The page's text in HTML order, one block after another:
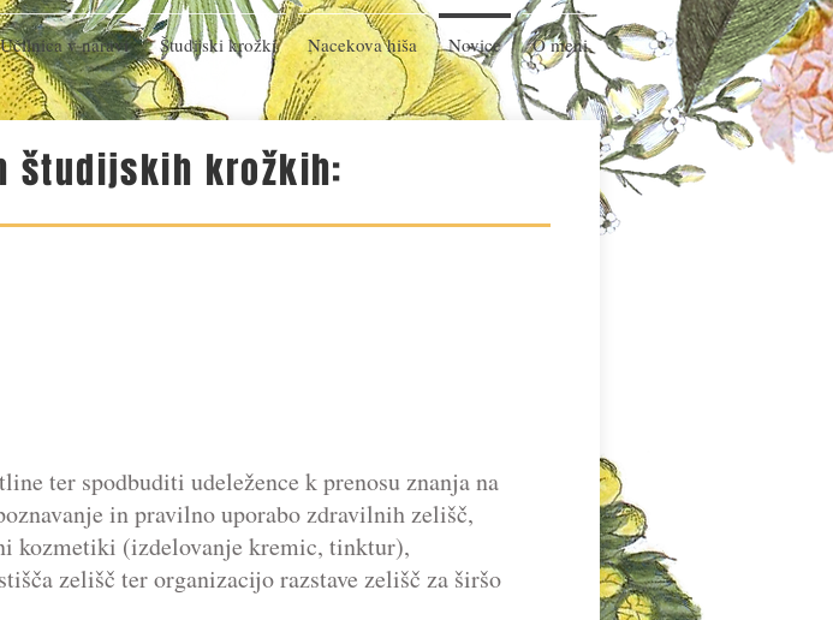
Učilnica v naravi Študijski krožki Nacekova hiša Novice O meni
študijskih krožkih:
ter spodbuditi udeležence k prenosu znanja na
in pravilno uporabo zdravilnih zelišč,
kozmetiki (izdelovanje kremic, tinktur),
zelišč ter organizacijo razstave zelišč za širšo